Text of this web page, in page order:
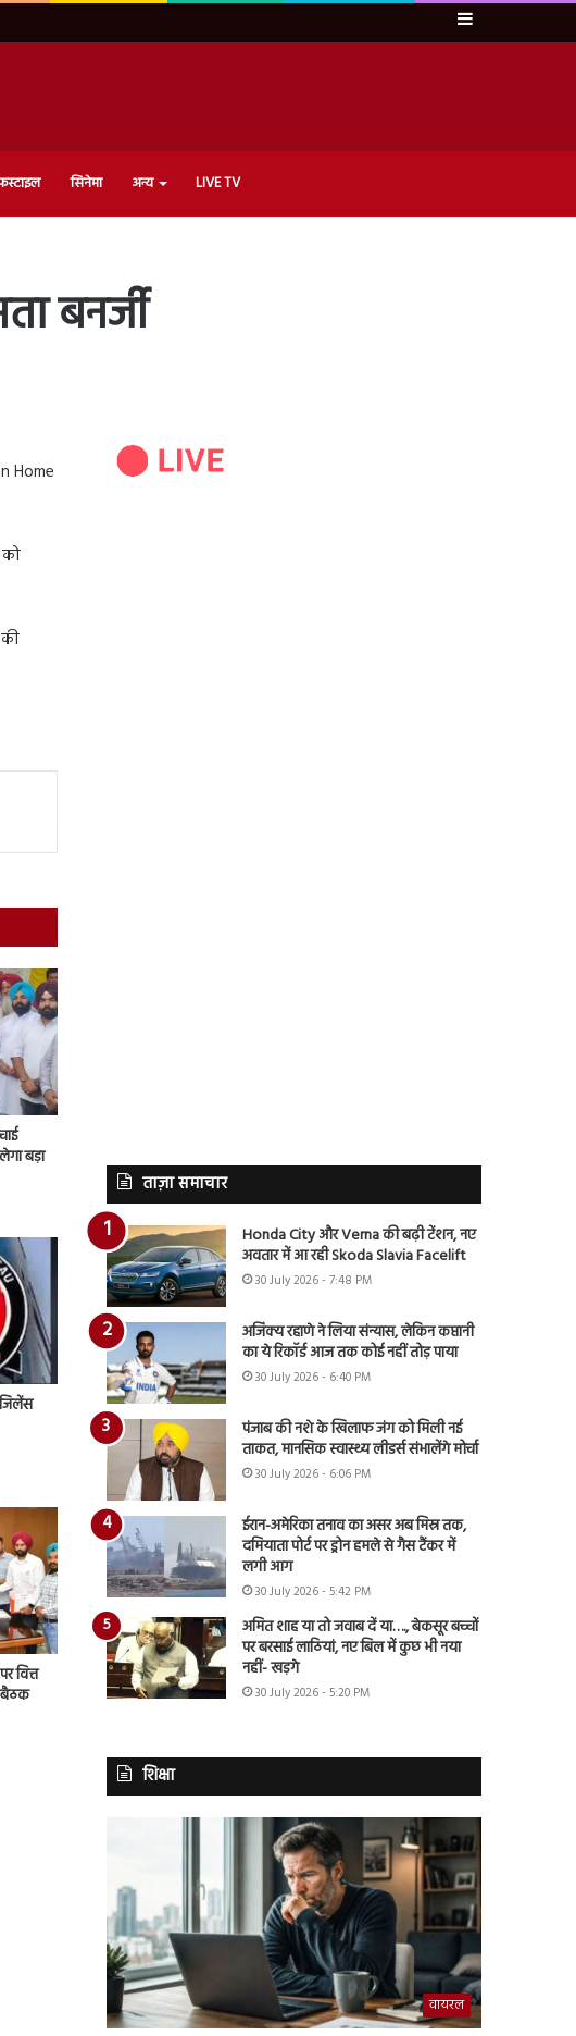
Sidebar
सिनेमा अन्य LIVE TV
बनर्जी
Home
बड़ा
वित्त
बैठक
ताज़ा समाचार
Honda City और Verna की बढ़ी टेंशन, नए
अवतार में आ रही Skoda Slavia Facelift
30 July 2026 - 7:48 PM
अजिंक्य रहाणे ने लिया संन्यास, लेकिन कप्तानी
का ये रिकॉर्ड आज तक कोई नहीं तोड़ पाया
30 July 2026 - 6:40 PM
पंजाब की नशे के खिलाफ जंग को मिली नई
ताकत, मानसिक स्वास्थ्य लीडर्स संभालेंगे मोर्चा
30 July 2026 - 6:06 PM
ईरान-अमेरिका तनाव का असर अब मिस्र तक,
दमियाता पोर्ट पर ड्रोन हमले से गैस टैंकर में
लगी आग
30 July 2026 - 5:42 PM
अमित शाह या तो जवाब दें या…., बेकसूर बच्चों
पर बरसाई लाठियां, नए बिल में कुछ भी नया
नहीं- खड़गे
30 July 2026 - 5:20 PM
शिक्षा
वायरल